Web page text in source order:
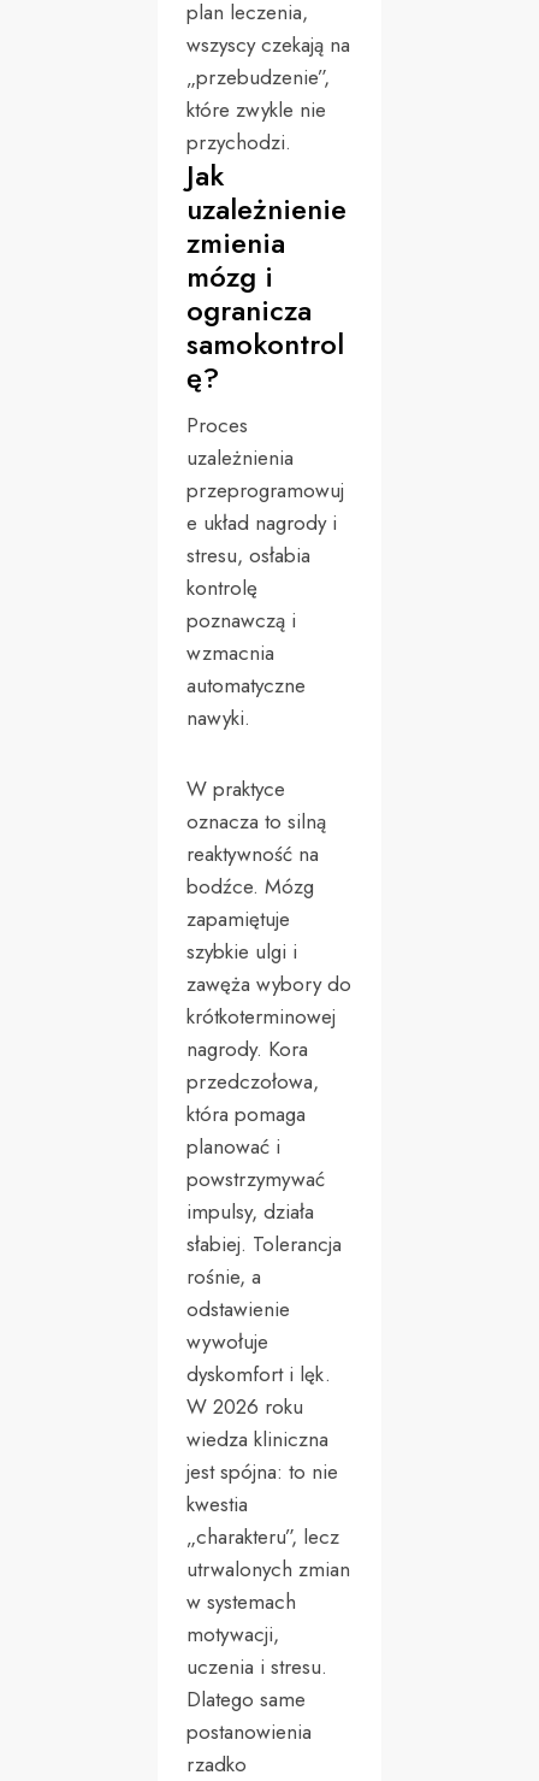
plan leczenia,
wszyscy czekają na
„przebudzenie”,
które zwykle nie
przychodzi.
Jak
uzależnienie
zmienia
mózg i
ogranicza
samokontrol
ę?
Proces
uzależnienia
przeprogramowuj
e układ nagrody i
stresu, osłabia
kontrolę
poznawczą i
wzmacnia
automatyczne
nawyki.
W praktyce
oznacza to silną
reaktywność na
bodźce. Mózg
zapamiętuje
szybkie ulgi i
zawęża wybory do
krótkoterminowej
nagrody. Kora
przedczołowa,
która pomaga
planować i
powstrzymywać
impulsy, działa
słabiej. Tolerancja
rośnie, a
odstawienie
wywołuje
dyskomfort i lęk.
W 2026 roku
wiedza kliniczna
jest spójna: to nie
kwestia
„charakteru”, lecz
utrwalonych zmian
w systemach
motywacji,
uczenia i stresu.
Dlatego same
postanowienia
rzadko